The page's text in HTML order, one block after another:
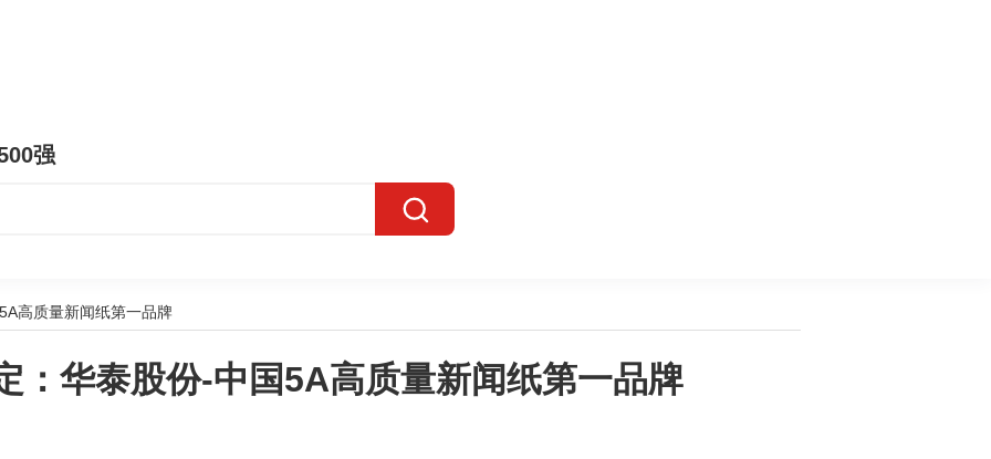
强
高质量新闻纸第一品牌
：华泰股份-中国5A高质量新闻纸第一品牌